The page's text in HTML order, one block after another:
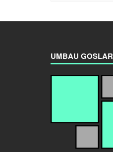
UMBAU GOSLAR